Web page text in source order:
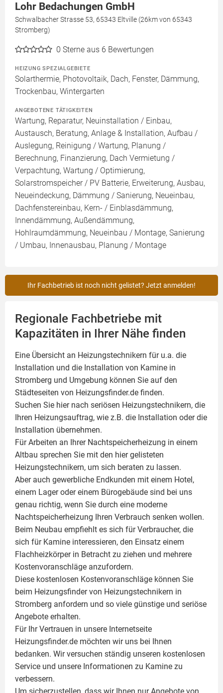
Lohr Bedachungen GmbH
Schwalbacher Strasse 53, 65343 Eltville (26km von 65343
Stromberg)
0 Sterne aus 6 Bewertungen
HEIZUNG SPEZIALGEBIETE
Solarthermie, Photovoltaik, Dach, Fenster, Dämmung,
Trockenbau, Wintergarten
ANGEBOTENE TÄTIGKEITEN
Wartung, Reparatur, Neuinstallation / Einbau,
Austausch, Beratung, Anlage & Installation, Aufbau /
Auslegung, Reinigung / Wartung, Planung /
Berechnung, Finanzierung, Dach Vermietung /
Verpachtung, Wartung / Optimierung,
Solarstromspeicher / PV Batterie, Erweiterung, Ausbau,
Neueindeckung, Dämmung / Sanierung, Neueinbau,
Dachfenstereinbau, Kern- / Einblasdämmung,
Innendämmung, Außendämmung,
Hohlraumdämmung, Neueinbau / Montage, Sanierung
/ Umbau, Innenausbau, Planung / Montage
Ihr Fachbetrieb ist noch nicht gelistet? Jetzt anmelden!
Regionale Fachbetriebe mit
Kapazitäten in Ihrer Nähe finden
Eine Übersicht an Heizungstechnikern für u.a. die
Installation und die Installation von Kamine in
Stromberg und Umgebung können Sie auf den
Städteseiten von Heizungsfinder.de finden.
Suchen Sie hier nach seriösen Heizungstechnikern, die
Ihren Heizungsauftrag, wie z.B. die Installation oder die
Installation übernehmen.
Für Arbeiten an Ihrer Nachtspeicherheizung in einem
Altbau sprechen Sie mit den hier gelisteten
Heizungstechnikern, um sich beraten zu lassen.
Aber auch gewerbliche Endkunden mit einem Hotel,
einem Lager oder einem Bürogebäude sind bei uns
genau richtig, wenn Sie durch eine moderne
Nachtspeicherheizung Ihren Verbrauch senken wollen.
Beim Neubau empfiehlt es sich für Verbraucher, die
sich für Kamine interessieren, den Einsatz einem
Flachheizkörperin Betracht zu ziehen und mehrere
Kostenvoranschläge anzufordern.
Diese kostenlosen Kostenvoranschläge können Sie
beim Heizungsfinder von Heizungstechnikern in
Stromberg anfordern und so viele günstige und seriöse
Angebote erhalten.
Für Ihr Vertrauen in unsere Internetseite
Heizungsfinder.de möchten wir uns bei Ihnen
bedanken. Wir versuchen ständig unseren kostenlosen
Service und unsere Informationen zu Kamine zu
verbessern.